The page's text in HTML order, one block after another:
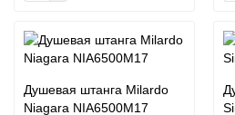
Душевая штанга Milardo
Niagara NIA6500M17